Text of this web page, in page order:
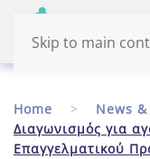
Skip to main
Home News
Διαγωνισμός για
Επαγγελματικού